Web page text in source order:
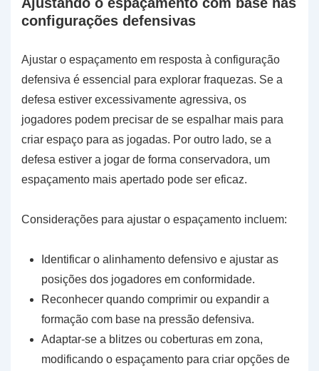
configurações defensivas
Ajustar o espaçamento em resposta à configuração
defensiva é essencial para explorar fraquezas. Se a
defesa estiver excessivamente agressiva, os
jogadores podem precisar de se espalhar mais para
criar espaço para as jogadas. Por outro lado, se a
defesa estiver a jogar de forma conservadora, um
espaçamento mais apertado pode ser eficaz.
Considerações para ajustar o espaçamento incluem:
Identificar o alinhamento defensivo e ajustar as
posições dos jogadores em conformidade.
Reconhecer quando comprimir ou expandir a
formação com base na pressão defensiva.
Adaptar-se a blitzes ou coberturas em zona,
modificando o espaçamento para criar opções de